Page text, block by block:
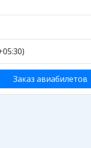
Заказ авиабилетов